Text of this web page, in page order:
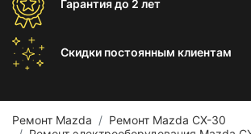
Гарантиядо 2 лет
Скидки постоянным клиентам
Ремонт Mazda
Ремонт Mazda CX-30